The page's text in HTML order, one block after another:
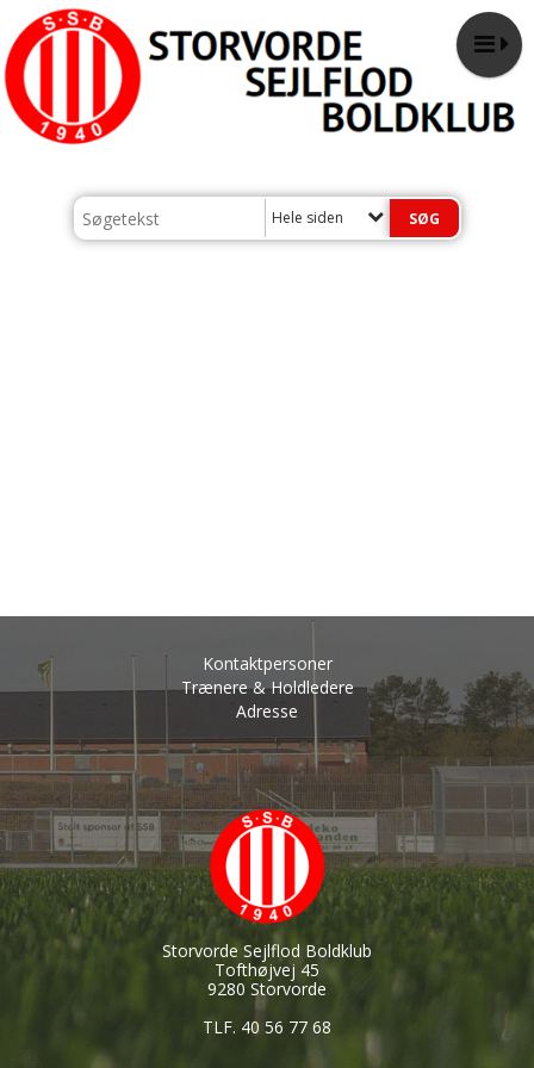
Hele siden
Kontaktpersoner
Trænere & Holdledere
Adresse
Storvorde Sejlflod Boldklub
Tofthøjvej 45
9280 Storvorde
TLF. 40 56 77 68